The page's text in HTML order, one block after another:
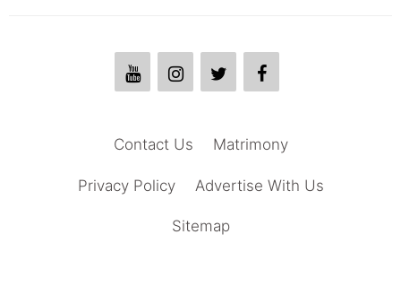
Matrimony
Contact Us
Advertise With Us
Privacy Policy
Sitemap